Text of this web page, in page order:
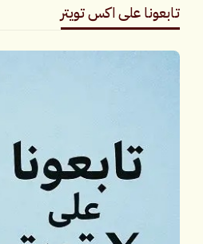
تابعونا على اكس تويتر